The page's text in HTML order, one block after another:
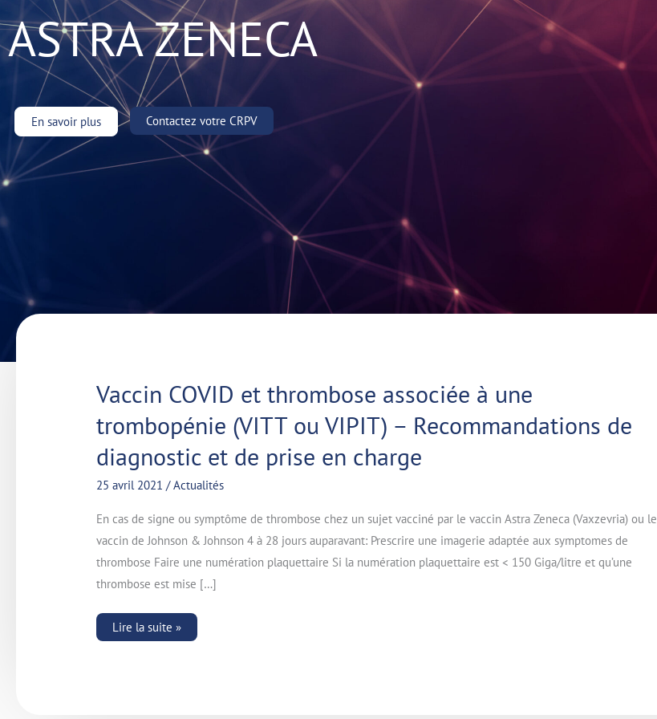
ASTRA ZENECA
En savoir plus Contactez votre CRPV
Vaccin COVID et thrombose associée à une
trombopénie (VITT ou VIPIT) – Recommandations de
diagnostic et de prise en charge
25 avril 2021 /Actualités
En cas de signe ou symptôme de thrombose chez un sujet vacciné par le vaccin Astra Zeneca (Vaxzevria) ou le
vaccin de Johnson & Johnson 4 à 28 jours auparavant: Prescrire une imagerie adaptée aux symptomes de
thrombose Faire une numération plaquettaire Si la numération plaquettaire est < 150 Giga/litre et qu’une
thrombose est mise […]
Vaccin
COVID
et
thrombose
associée
une
trombopénie
(VITT
ou
–
Recommandations
de
et
prise
charge
Lire la suite »